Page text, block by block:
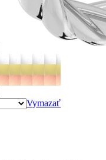
Vymazať